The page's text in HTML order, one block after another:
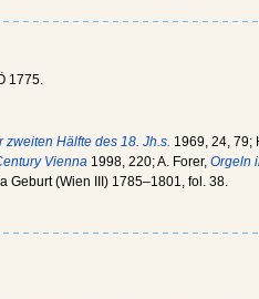
1775.
Hälfte des 18. Jh.s. 1969, 24, 79;
Vienna 1998, 220; A. Forer, Orgeln
Geburt (Wien III) 1785–1801, fol. 38.